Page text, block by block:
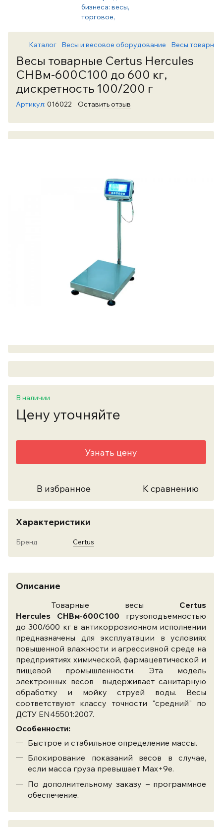
Каталог Весы и весовое оборудование Весы товарные
Весы товарные Certus Hercules
СНВм-600С100 до 600 кг,
дискретность 100/200 г
Артикул: 016022 Оставить отзыв
В наличии
Цену уточняйте
Узнать цену
В избранное К сравнению
Характеристики
Бренд Certus
Описание
Товарные весы Certus
Hercules СНВм-600С100 грузоподъемностью
до 300/600 кг в антикоррозионном исполнении
предназначены для эксплуатации в условиях
повышенной влажности и агрессивной среде на
предприятиях химической, фармацевтической и
пищевой промышленности. Эта модель
электронных весов выдерживает санитарную
обработку и мойку струей воды. Весы
соответствуют классу точности "средний" по
ДСТУ EN45501:2007.
Особенности:
Быстрое и стабильное определение массы.
Блокирование показаний весов в случае,
если масса груза превышает Max+9е.
По дополнительному заказу – программное
обеспечение.